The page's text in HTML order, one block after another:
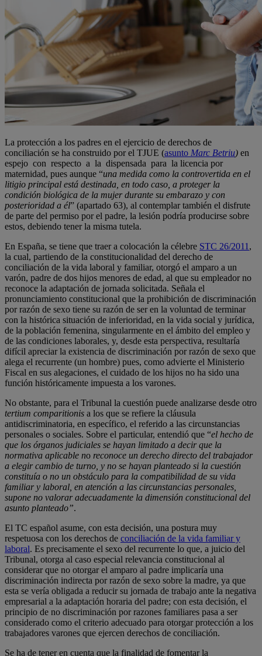
La protección a los padres en el ejercicio de derechos de
conciliación se ha construido por el TJUE (asunto Marc Betriu) en
espejo con respecto a la dispensada para la licencia por
maternidad, pues aunque “una medida como la controvertida en el
litigio principal está destinada, en todo caso, a proteger la
condición biológica de la mujer durante su embarazo y con
posterioridad a él” (apartado 63), al contemplar también el disfrute
de parte del permiso por el padre, la lesión podría producirse sobre
estos, debiendo tener la misma tutela.
En España, se tiene que traer a colocación la célebre STC 26/2011 ,
la cual, partiendo de la constitucionalidad del derecho de
conciliación de la vida laboral y familiar, otorgó el amparo a un
varón, padre de dos hijos menores de edad, al que su empleador no
reconoce la adaptación de jornada solicitada. Señala el
pronunciamiento constitucional que la prohibición de discriminación
por razón de sexo tiene su razón de ser en la voluntad de terminar
con la histórica situación de inferioridad, en la vida social y jurídica,
de la población femenina, singularmente en el ámbito del empleo y
de las condiciones laborales, y, desde esta perspectiva, resultaría
difícil apreciar la existencia de discriminación por razón de sexo que
alega el recurrente (un hombre) pues, como advierte el Ministerio
Fiscal en sus alegaciones, el cuidado de los hijos no ha sido una
función históricamente impuesta a los varones.
No obstante, para el Tribunal la cuestión puede analizarse desde otro
tertium comparitionis a los que se refiere la cláusula
antidiscriminatoria, en específico, el referido a las circunstancias
personales o sociales. Sobre el particular, entendió que “el hecho de
que los órganos judiciales se hayan limitado a decir que la
normativa aplicable no reconoce un derecho directo del trabajador
a elegir cambio de turno, y no se hayan planteado si la cuestión
constituía o no un obstáculo para la compatibilidad de su vida
familiar y laboral, en atención a las circunstancias personales,
supone no valorar adecuadamente la dimensión constitucional del
asunto planteado”.
El TC español asume, con esta decisión, una postura muy
respetuosa con los derechos de conciliación de la vida familiar y
laboral. Es precisamente el sexo del recurrente lo que, a juicio del
Tribunal, otorga al caso especial relevancia constitucional al
considerar que no otorgar el amparo al padre implicaría una
discriminación indirecta por razón de sexo sobre la madre, ya que
esta se vería obligada a reducir su jornada de trabajo ante la negativa
empresarial a la adaptación horaria del padre; con esta decisión, el
principio de no discriminación por razones familiares pasa a ser
considerado como el criterio adecuado para otorgar protección a los
trabajadores varones que ejercen derechos de conciliación.
Se ha de tener en cuenta que la finalidad de fomentar la